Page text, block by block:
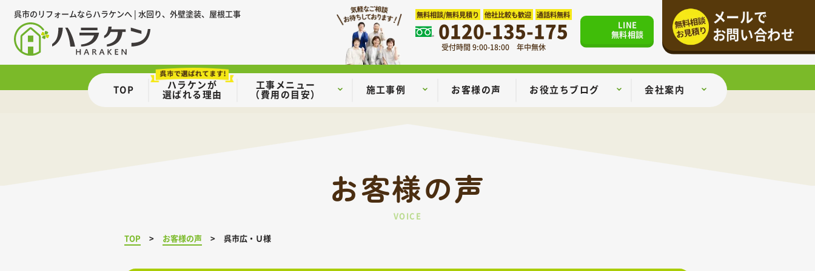
呉市のリフォームならハラケンへ | 水回り、外壁塗装、屋根工事 無料相談/無料見積り 他社比較も歓迎 通話料無料
0120-135-175
受付時間 9:00-18:00 年中無休
LINE
無料相談
メールで
お問い合わせ
TOP ハラケンが
選ばれる理由
工事メニュー
（費用の目安） 施工事例 お客様の声 お役立ちブログ 会社案内
お客様の声
VOICE
TOP
お客様の声 呉市広・Ｕ様